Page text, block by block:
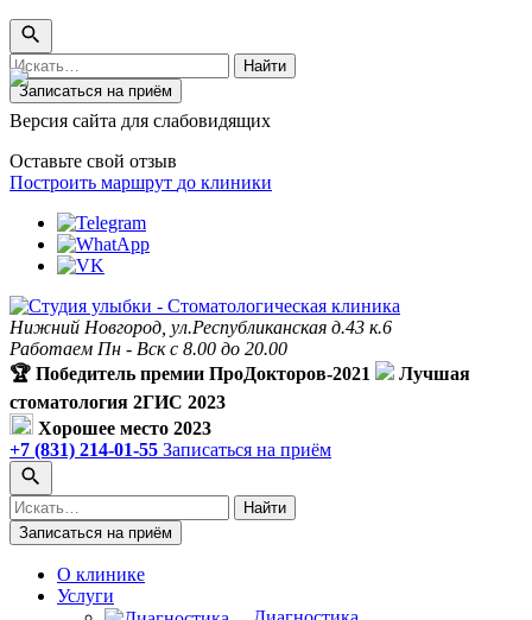
Поиск
по
сайту
Найти
Записаться на приём
Версия сайта для слабовидящих
Оставьте свой отзыв
Построить маршрут до клиники
Нижний Новгород, ул.Республиканская д.43 к.6
Работаем Пн - Вск с 8.00 до 20.00
🏆 Победитель премии ПроДокторов-2021
Лучшая
стоматология 2ГИС 2023
Хорошее место 2023
+7 (831) 214-01-55 Записаться на приём
Поиск
по
сайту
Найти
Записаться на приём
О клинике
Услуги